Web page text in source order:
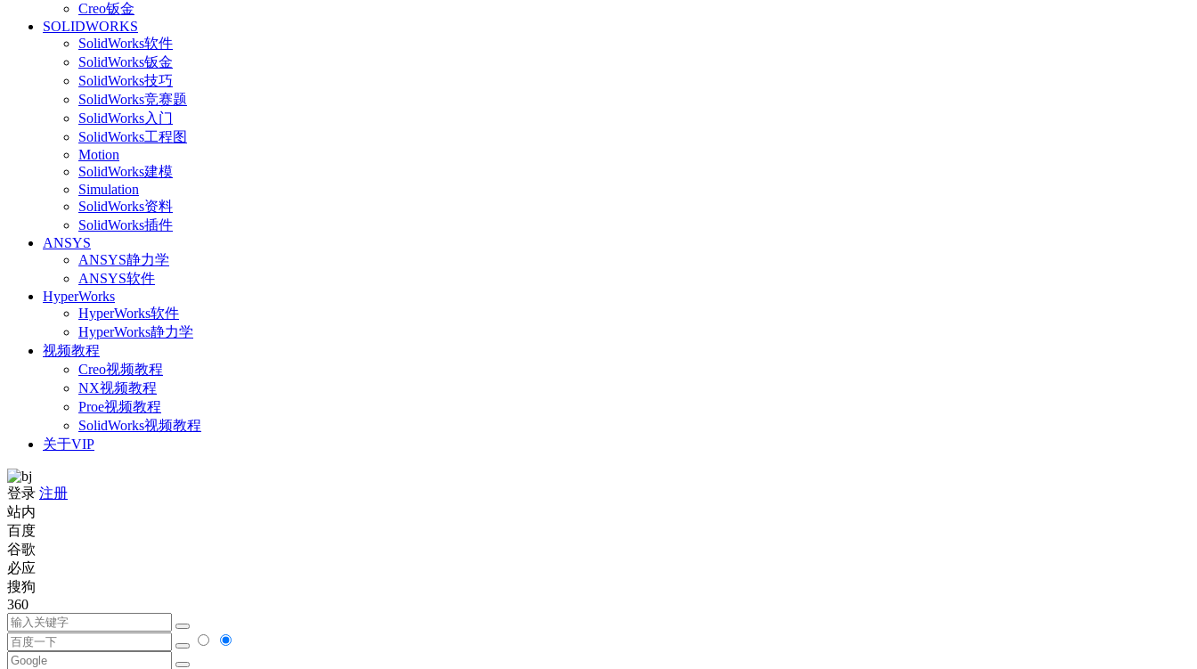
Creo钣金
SOLIDWORKS
SolidWorks软件
SolidWorks钣金
SolidWorks技巧
SolidWorks竞赛题
SolidWorks入门
SolidWorks工程图
Motion
SolidWorks建模
Simulation
SolidWorks资料
SolidWorks插件
ANSYS
ANSYS静力学
ANSYS软件
HyperWorks
HyperWorks软件
HyperWorks静力学
视频教程
Creo视频教程
NX视频教程
Proe视频教程
SolidWorks视频教程
关于VIP
登录 注册
站内
百度
谷歌
必应
搜狗
360